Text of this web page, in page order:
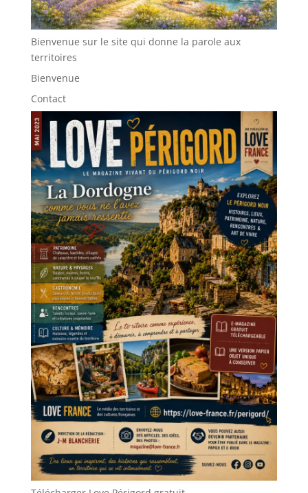
Bienvenue sur le site qui donne la parole aux
territoires
Bienvenue
Contact